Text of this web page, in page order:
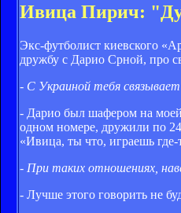
Ивица Пирич:
Экс-футболист киевского
дружбу с Дарио Срной, про
- С Украиной тебя
- Дарио был шафером на моей
одном номере, дружили по
«Ивица, ты что, играешь
- При таких отношениях,
- Лучше этого говорить не